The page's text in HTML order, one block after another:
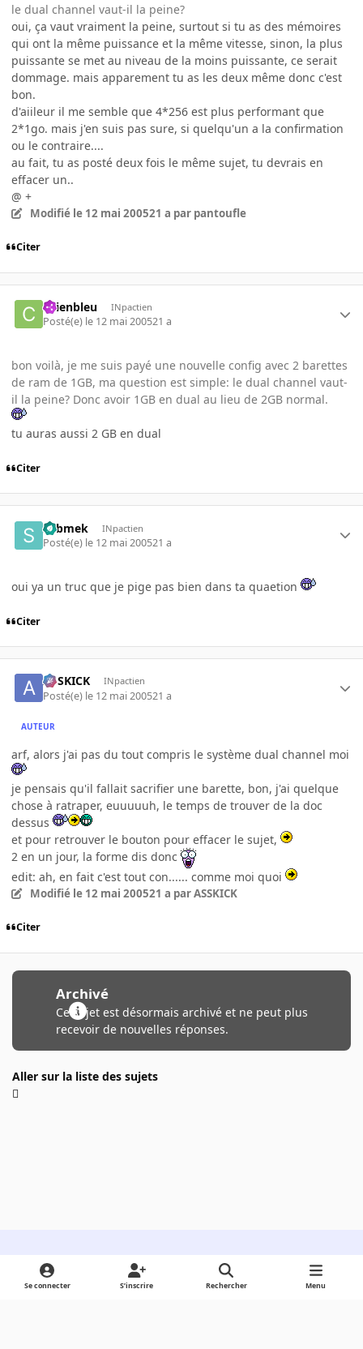
le dual channel vaut-il la peine?
oui, ça vaut vraiment la peine, surtout si tu as des mémoires
qui ont la même puissance et la même vitesse, sinon, la plus
puissante se met au niveau de la moins puissante, ce serait
dommage. mais apparement tu as les deux même donc c'est
bon.
d'aiileur il me semble que 4*256 est plus performant que
2*1go. mais j'en suis pas sure, si quelqu'un a la confirmation
ou le contraire....
au fait, tu as posté deux fois le même sujet, tu devrais en
effacer un..
@ +
Modifié le 12 mai 200521 a par pantoufle
Citer
chienbleu INpactien
Posté(e) le 12 mai 200521 a
bon voilà, je me suis payé une nouvelle config avec 2 barettes
de ram de 1GB, ma question est simple: le dual channel vaut-
il la peine? Donc avoir 1GB en dual au lieu de 2GB normal.
tu auras aussi 2 GB en dual
Citer
submek INpactien
Posté(e) le 12 mai 200521 a
oui ya un truc que je pige pas bien dans ta quaetion
Citer
ASSKICK INpactien
Posté(e) le 12 mai 200521 a
AUTEUR
arf, alors j'ai pas du tout compris le système dual channel moi
je pensais qu'il fallait sacrifier une barette, bon, j'ai quelque
chose à ratraper, euuuuuh, le temps de trouver de la doc
dessus
et pour retrouver le bouton pour effacer le sujet,
2 en un jour, la forme dis donc
edit: ah, en fait c'est tout con...... comme moi quoi
Modifié le 12 mai 200521 a par ASSKICK
Citer
Archivé
Ce sujet est désormais archivé et ne peut plus
recevoir de nouvelles réponses.
Aller sur la liste des sujets
Light ModeDark ModeSystem Preference
Se connecter S’inscrire Rechercher Menu